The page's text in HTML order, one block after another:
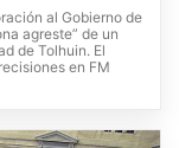
al Gobierno de
agreste” de un
de Tolhuin. El
en FM